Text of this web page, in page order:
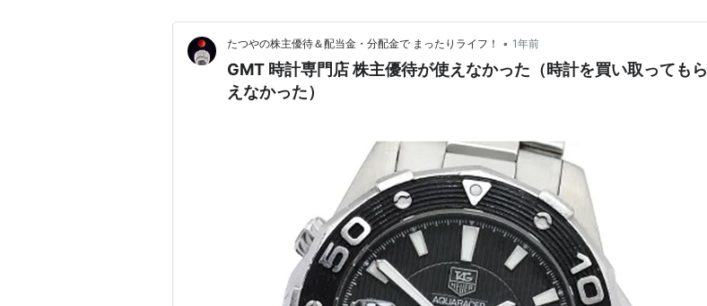
たつやの株主優待＆配当金・分配金で まったりライフ！ • 1年前
GMT 時計専門店 株主優待が使えなかった（時計を買い取ってもら
えなかった）